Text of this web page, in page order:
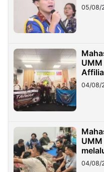
05/08/
UMM
04/08/
di
04/08/